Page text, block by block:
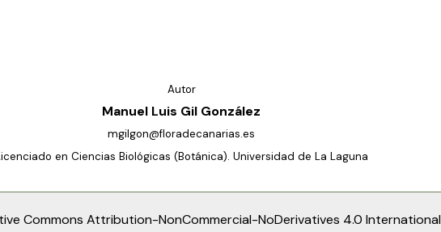
Autor
Manuel Luis Gil González
mgilgon@floradecanarias.es
en Ciencias Biológicas (Botánica). Universidad de La Laguna
Commons Attribution-NonCommercial-NoDerivatives 4.0 International